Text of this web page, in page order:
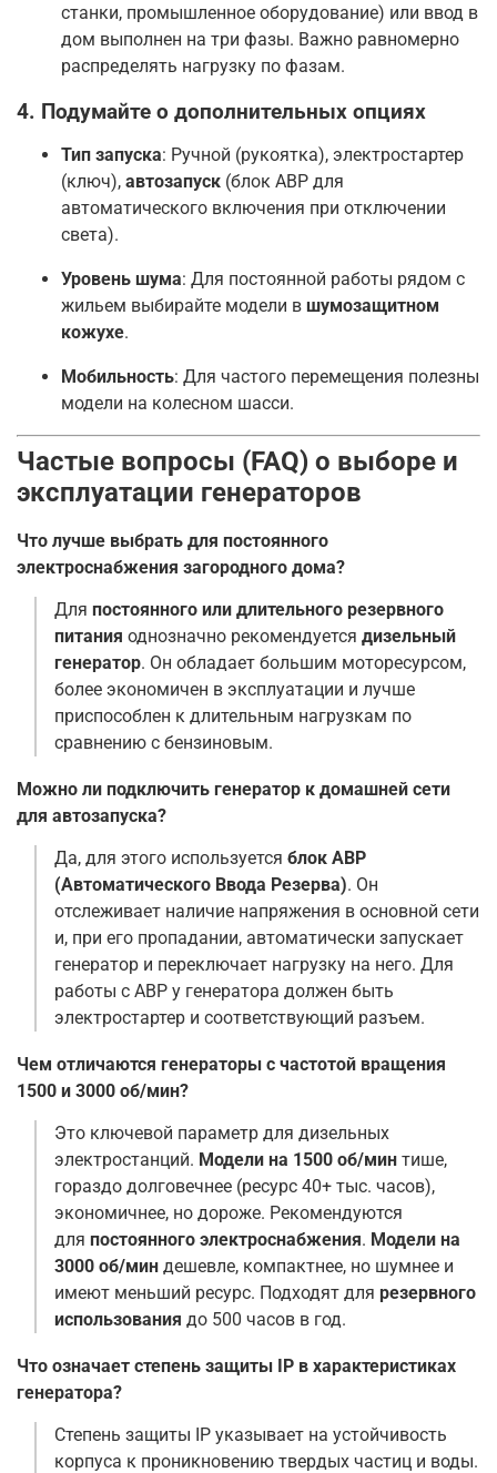
станки, промышленное оборудование) или ввод в
дом выполнен на три фазы. Важно равномерно
распределять нагрузку по фазам.
4. Подумайте о дополнительных опциях
Тип запуска: Ручной (рукоятка), электростартер
(ключ), автозапуск (блок АВР для
автоматического включения при отключении
света).
Уровень шума: Для постоянной работы рядом с
жильем выбирайте модели в шумозащитном
кожухе.
Мобильность: Для частого перемещения полезны
модели на колесном шасси.
Частые вопросы (FAQ) о выборе и
эксплуатации генераторов
Что лучше выбрать для постоянного
электроснабжения загородного дома?
Для постоянного или длительного резервного
питания однозначно рекомендуется дизельный
генератор. Он обладает большим моторесурсом,
более экономичен в эксплуатации и лучше
приспособлен к длительным нагрузкам по
сравнению с бензиновым.
Можно ли подключить генератор к домашней сети
для автозапуска?
Да, для этого используется блок АВР
(Автоматического Ввода Резерва). Он
отслеживает наличие напряжения в основной сети
и, при его пропадании, автоматически запускает
генератор и переключает нагрузку на него. Для
работы с АВР у генератора должен быть
электростартер и соответствующий разъем.
Чем отличаются генераторы с частотой вращения
1500 и 3000 об/мин?
Это ключевой параметр для дизельных
электростанций. Модели на 1500 об/мин тише,
гораздо долговечнее (ресурс 40+ тыс. часов),
экономичнее, но дороже. Рекомендуются
для постоянного электроснабжения. Модели на
3000 об/мин дешевле, компактнее, но шумнее и
имеют меньший ресурс. Подходят для резервного
использования до 500 часов в год.
Что означает степень защиты IP в характеристиках
генератора?
Степень защиты IP указывает на устойчивость
корпуса к проникновению твердых частиц и воды.